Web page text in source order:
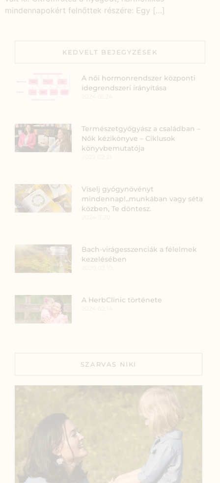
mindennapokért felnőttek részére: Egy […]
KEDVELT BEJEGYZÉSEK
A női hormonrendszer központi
idegrendszeri irányítása
Természetgyógyász a családban –
Nők kézikönyve – Ciklusok
könyvbemutatója
Viselj gyógynövényt
mindennap!..munkában vagy séta
közben, Te döntesz.
Bach-virágesszenciák a félelmek
kezelésében
A HerbClinic története
SZARVAS NIKI